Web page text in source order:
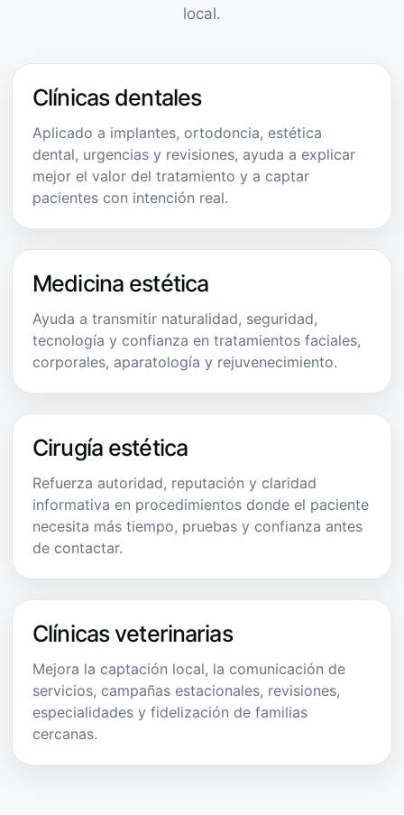
local.
Clínicas dentales
Aplicado a implantes, ortodoncia, estética
dental, urgencias y revisiones, ayuda a explicar
mejor el valor del tratamiento y a captar
pacientes con intención real.
Medicina estética
Ayuda a transmitir naturalidad, seguridad,
tecnología y confianza en tratamientos faciales,
corporales, aparatología y rejuvenecimiento.
Cirugía estética
Refuerza autoridad, reputación y claridad
informativa en procedimientos donde el paciente
necesita más tiempo, pruebas y confianza antes
de contactar.
Clínicas veterinarias
Mejora la captación local, la comunicación de
servicios, campañas estacionales, revisiones,
especialidades y fidelización de familias
cercanas.